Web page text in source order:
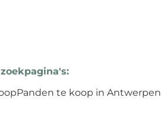
:
Panden te koop in Antwerpen